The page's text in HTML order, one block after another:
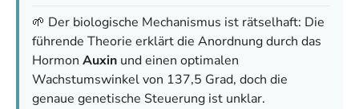
🌱 Der biologische Mechanismus ist rätselhaft: Die
führende Theorie erklärt die Anordnung durch das
Hormon Auxin und einen optimalen
Wachstumswinkel von 137,5 Grad, doch die
genaue genetische Steuerung ist unklar.